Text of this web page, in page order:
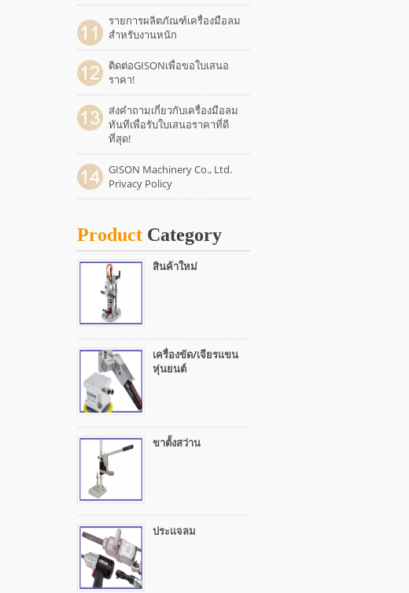
รายการผลิตภัณฑ์เครื่องมือลม
สำหรับงานหนัก
ติดต่อGISONเพื่อขอใบเสนอ
ราคา!
ส่งคำถามเกี่ยวกับเครื่องมือลม
ทันทีเพื่อรับใบเสนอราคาที่ดี
ที่สุด!
GISON Machinery Co., Ltd.
Privacy Policy
Product Category
สินค้าใหม่
เครื่องขัด/เจียรแขน
หุ่นยนต์
ขาตั้งสว่าน
ประแจลม